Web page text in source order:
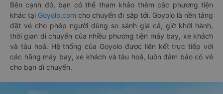
Bên cạnh đó, bạn có thể tham khảo thêm các phương tiện
khác tại Goyolo.com cho chuyến đi sắp tới. Goyolo là nền tảng
đặt vé cho phép người dùng so sánh giá cả, giờ khởi hành,
thời gian di chuyển của nhiều phương tiện máy bay, xe khách
và tàu hoả. Hệ thống của Goyolo được liên kết trực tiếp với
các hãng máy bay, xe khách và tàu hoả, luôn đảm bảo có vé
cho bạn di chuyển.